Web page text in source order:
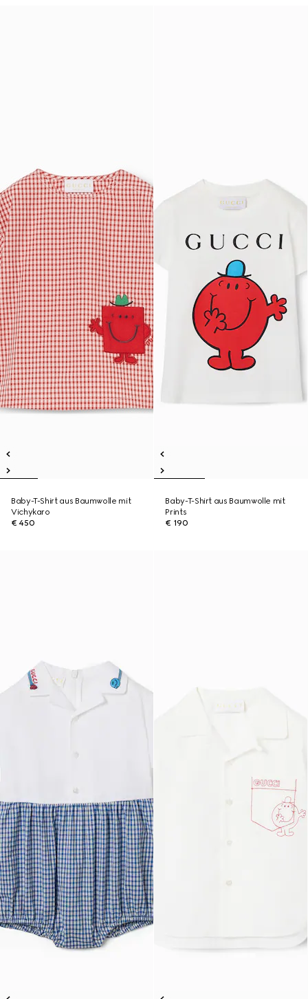
Baby-T-Shirt aus Baumwolle mit
Vichykaro
€ 450
Baby-T-Shirt aus Baumwolle mit
Prints
€ 190